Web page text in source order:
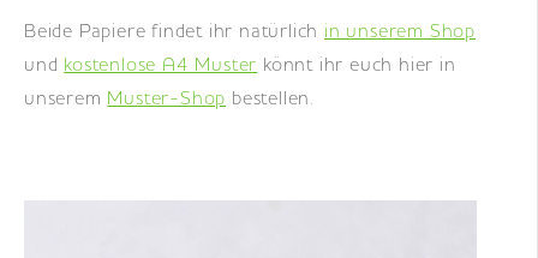
Beide Papiere findet ihr natürlich in unserem Shop
und kostenlose A4 Muster könnt ihr euch hier in
unserem Muster-Shop bestellen.